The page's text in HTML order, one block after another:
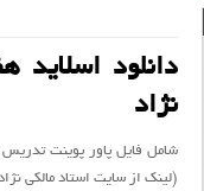
دانلود اسلاید
نژاد
(لینک از سایت استاد مالکی